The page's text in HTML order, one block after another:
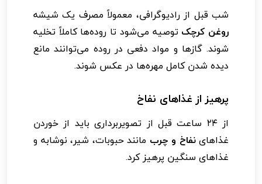
شب قبل از رادیوگرافی، معمولاً مصرف یک شیشه
روغن کرچک توصیه می‌شود تا روده‌ها کاملاً تخلیه
شوند. گازها و مواد دفعی در روده می‌توانند مانع
دیده شدن کامل مهره‌ها در عکس شوند.
پرهیز از غذاهای نفاخ
از ۲۴ ساعت قبل از تصویربرداری باید از خوردن
غذاهاینفاخ و چرب مانند حبوبات، شیر، نوشابه و
غذاهای سنگین پرهیز کرد.